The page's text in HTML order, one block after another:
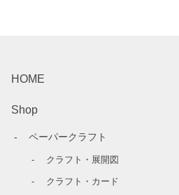
HOME
Shop
ペーパークラフト
クラフト・展開図
クラフト・カード